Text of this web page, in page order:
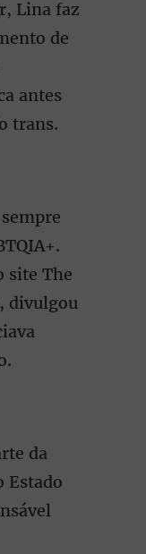
Lina faz
de
antes
trans.
site The
divulgou
da
Estado